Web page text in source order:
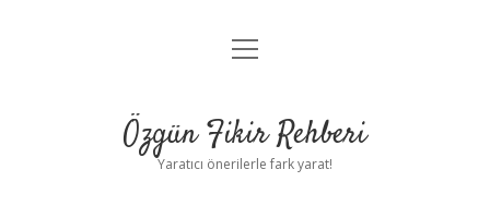
Gizlilik Politikası
Yasal Uyarı
menüyü
Özgün Fikir Rehberi
Yaratıcı önerilerle fark yarat!